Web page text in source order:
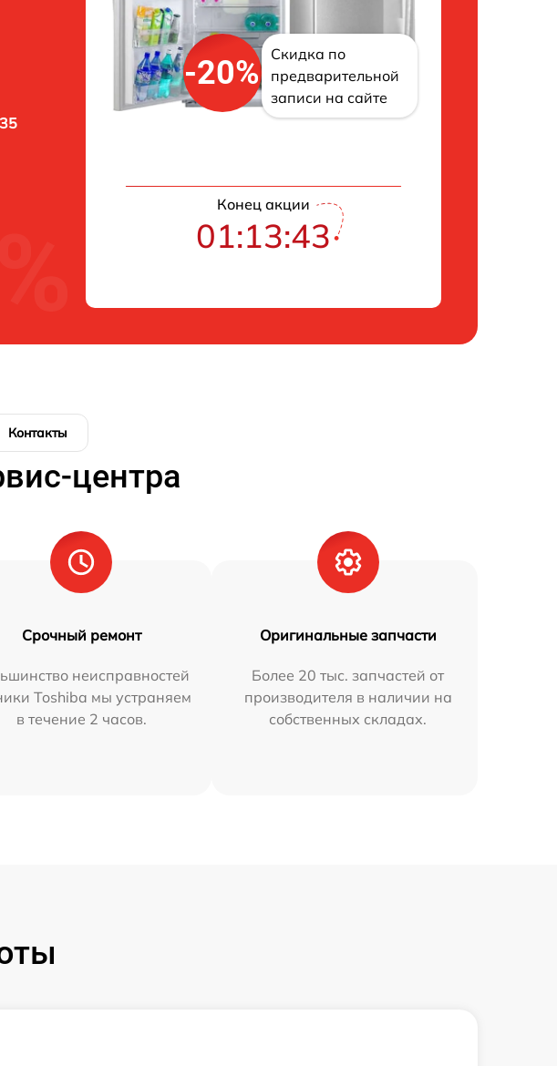
-20%
Скидка по
предварительной
записи на сайте
Конец акции
01:13:42
Контакты
центра
Срочный ремонт
неисправностей
Toshiba мы устраняем
в течение 2 часов.
Оригинальные запчасти
Более 20 тыс. запчастей от
производителя в наличии на
собственных складах.